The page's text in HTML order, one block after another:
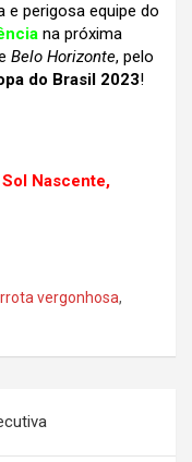
e perigosa equipe do
na próxima
Belo Horizonte, pelo
do Brasil 2023!
Nascente,
vergonhosa,